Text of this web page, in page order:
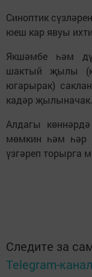
Синоптик
юеш кар явуы
Якшәмбе һәм
шактый җылы
югарырак)
кадәр җылыначак.
Алдагы
мөмкин һәм һәр
үзгәреп торырга
Следите за
Telegram-